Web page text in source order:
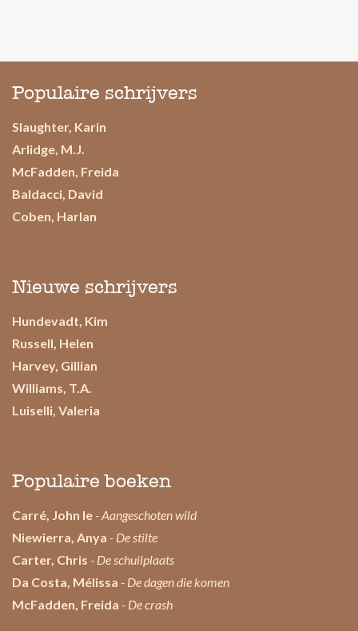
Populaire schrijvers
Slaughter, Karin
Arlidge, M.J.
McFadden, Freida
Baldacci, David
Coben, Harlan
Nieuwe schrijvers
Hundevadt, Kim
Russell, Helen
Harvey, Gillian
Williams, T.A.
Luiselli, Valeria
Populaire boeken
Carré, John le - Aangeschoten wild
Niewierra, Anya - De stilte
Carter, Chris - De schuilplaats
Da Costa, Mélissa - De dagen die komen
McFadden, Freida - De crash